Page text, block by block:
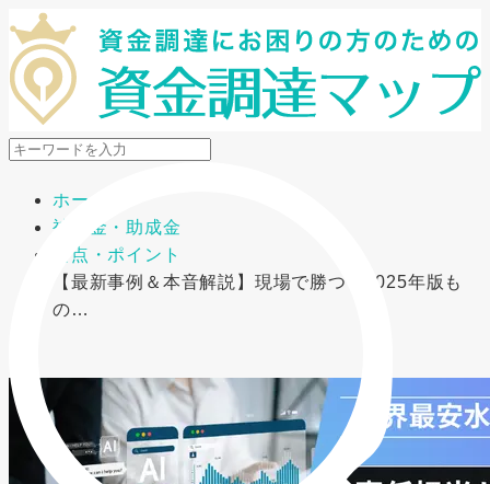
メニューを開閉
ホーム
補助金・助成金
要点・ポイント
【最新事例＆本音解説】現場で勝つ！2025年版も
の…